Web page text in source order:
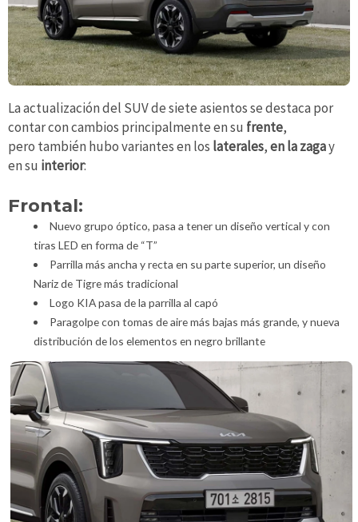
La actualización del SUV de siete asientos se destaca por
contar con cambios principalmente en su frente,
pero también hubo variantes en los laterales,en la zagay
en su interior:
Frontal:
Nuevo grupo óptico, pasa a tener un diseño vertical y con
tiras LED en forma de “T”
Parrilla más ancha y recta en su parte superior, un diseño
Nariz de Tigre más tradicional
Logo KIA pasa de la parrilla al capó
Paragolpe con tomas de aire más bajas más grande, y nueva
distribución de los elementos en negro brillante